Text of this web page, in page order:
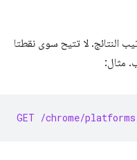
النتائج. لا تتيح سوى نقطتا
مثال:
GET /chrome/